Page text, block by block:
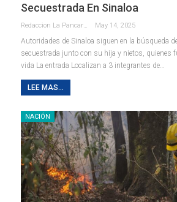
Secuestrada En Sinaloa
Redaccion La Pancarta De Quintana Roo May 14, 2025
Autoridades de Sinaloa siguen en la búsqueda
secuestrada junto con su hija y nietos, quienes
vida La entrada Localizan a 3 integrantes de…
LEE MAS...
NACIÓN